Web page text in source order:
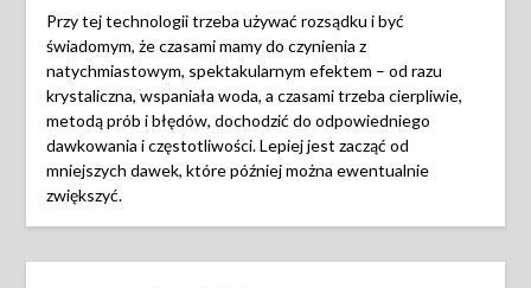
Przy tej technologii trzeba używać rozsądku i być
świadomym, że czasami mamy do czynienia z
natychmiastowym, spektakularnym efektem – od razu
krystaliczna, wspaniała woda, a czasami trzeba cierpliwie,
metodą prób i błędów, dochodzić do odpowiedniego
dawkowania i częstotliwości. Lepiej jest zacząć od
mniejszych dawek, które później można ewentualnie
zwiększyć.